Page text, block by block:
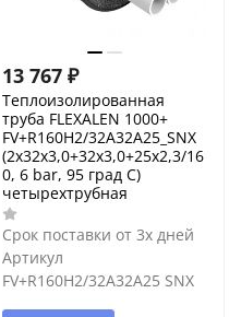
13 767 ₽
Теплоизолированная
труба FLEXALEN 1000+
FV+R160H2/32A32A25_SNX
(2x32x3,0+32x3,0+25x2,3/16
0, 6 bar, 95 град С)
четырехтрубная
Срок поставки от 3х дней
Артикул
FV+R160H2/32A32A25 SNX